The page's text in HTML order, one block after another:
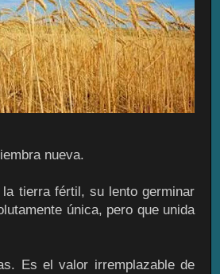
nueva.
tierra fértil, su lento germinar
única, pero que unida
Es el valor irremplazable de